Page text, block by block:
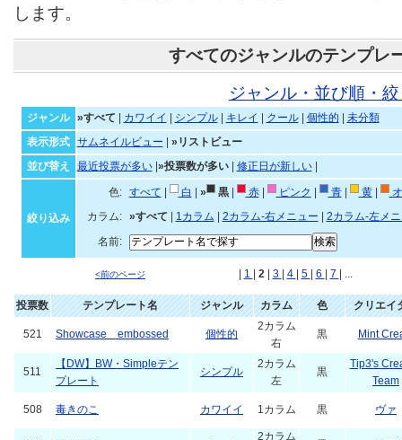
します。
すべてのジャンルのテンプレ
ジャンル・並び順・
ジャンル »すべて カワイイ シンプル| キレイ クール| 個性的
未分類
表示形式
サムネイルビュー
»リストビュー
並び替え
最近投票が多い| »投票数が多い| 修正日が新しい|
絞り込み
色: すべて 白 » 黒| 赤| ピンク 青| 黄|
カラム:
»すべて 1カラム 2カラム-右メニュー
2カラム-左メ
名前:
<前のページ 1 2 3 4 5 6 7 | ...
投票数 テンプレート名 ジャンル カラム 色 クリエイ
521 Showcase embossed 個性的
2カラム
右
黒 Mint
511
【DW】BW・Simpleテン
プレート
シンプル
2カラム
左
黒
Tip3's
Team
508 毒きのこ カワイイ 1カラム 黒 ヴァ
2カラム